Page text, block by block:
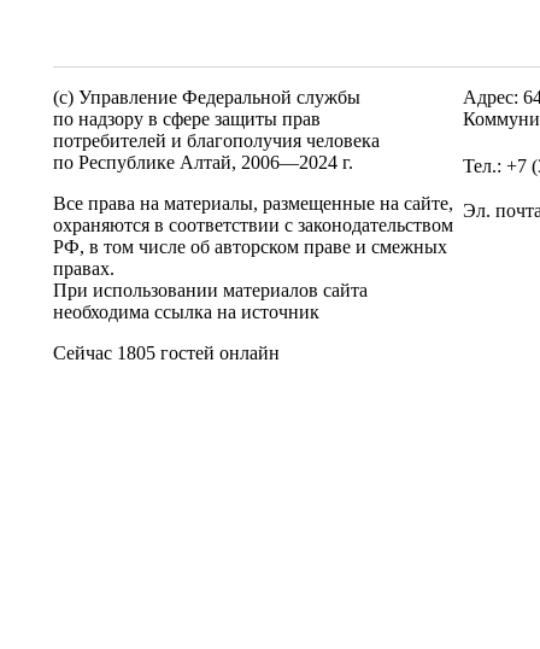
(c) Управление Федеральной службы
по надзору в сфере защиты прав
потребителей и благополучия человека
по Республике Алтай, 2006—2024 г.
Все права на материалы, размещенные на сайте,
охраняются в соответствии с законодательством
РФ, в том числе об авторском праве и смежных
правах.
При использовании материалов сайта
необходима ссылка на источник
Сейчас 1805 гостей онлайн
Адрес:
Тел.: +7
Эл.